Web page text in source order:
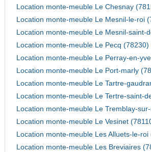
Location monte-meuble Le Chesnay
Location monte-meuble Le Mesnil-le-roi
Location monte-meuble Le Mesnil-saint-
Location monte-meuble Le Pecq (78230)
Location monte-meuble Le Perray-en-
Location monte-meuble Le Port-marly
Location monte-meuble Le Tartre-
Location monte-meuble Le Tertre-saint-
Location monte-meuble Le Tremblay-
Location monte-meuble Le Vesinet
Location monte-meuble Les Alluets-le-roi
Location monte-meuble Les Breviaires